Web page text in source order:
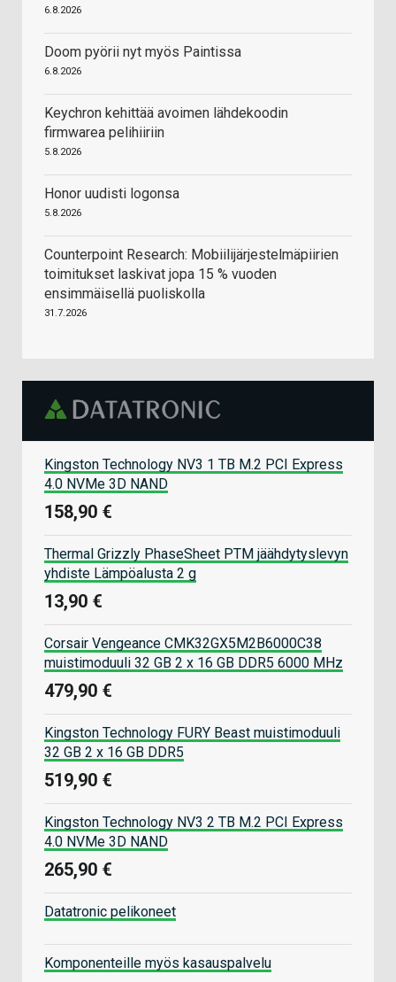
6.8.2026
Doom pyörii nyt myös Paintissa
6.8.2026
Keychron kehittää avoimen lähdekoodin
firmwarea pelihiiriin
5.8.2026
Honor uudisti logonsa
5.8.2026
Counterpoint Research: Mobiilijärjestelmäpiirien
toimitukset laskivat jopa 15 % vuoden
ensimmäisellä puoliskolla
31.7.2026
Kingston Technology NV3 1 TB M.2 PCI Express
4.0 NVMe 3D NAND
158,90 €
Thermal Grizzly PhaseSheet PTM jäähdytyslevyn
yhdiste Lämpöalusta 2 g
13,90 €
Corsair Vengeance CMK32GX5M2B6000C38
muistimoduuli 32 GB 2 x 16 GB DDR5 6000 MHz
479,90 €
Kingston Technology FURY Beast muistimoduuli
32 GB 2 x 16 GB DDR5
519,90 €
Kingston Technology NV3 2 TB M.2 PCI Express
4.0 NVMe 3D NAND
265,90 €
Datatronic pelikoneet
Komponenteille myös kasauspalvelu